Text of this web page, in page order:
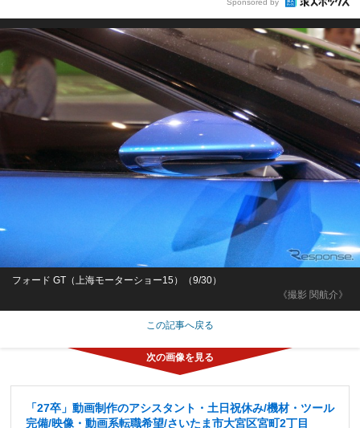
《撮影 関航介》
フォード GT（上海モーターショー15）（9/30）
この記事へ戻る
「27卒」動画制作のアシスタント・土日祝休み/機材・ツール
完備/映像・動画系転職希望/さいたま市大宮区宮町2丁目